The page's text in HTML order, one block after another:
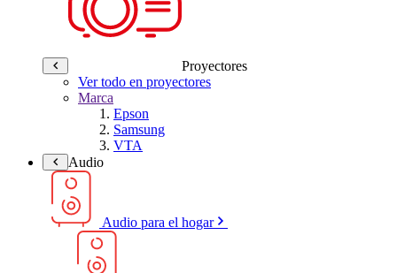
Proyectores
Ver todo en proyectores
Marca
Epson
Samsung
VTA
Audio
Audio para el hogar